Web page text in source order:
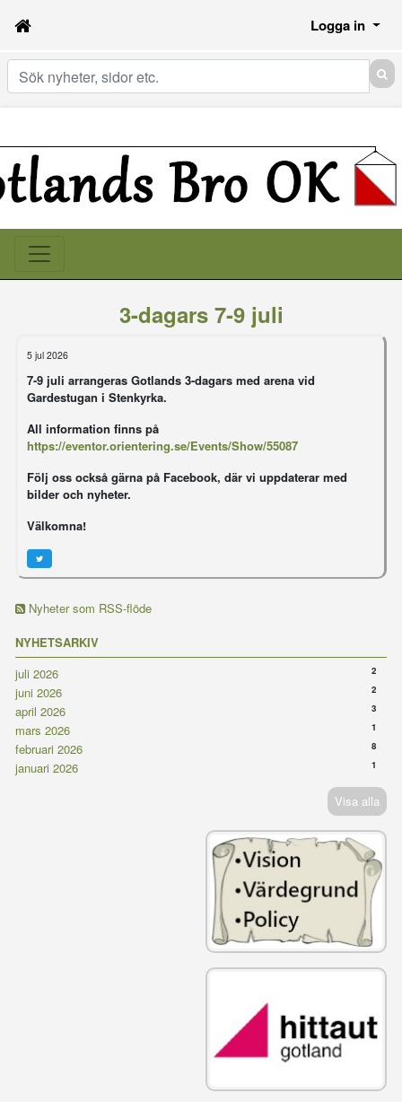
Logga in
Sök
Nyheter som RSS-flöde
NYHETSARKIV
juli 2026
2
juni 2026 2
april 2026 3
mars 2026 1
februari 2026 8
januari 2026 1
Visa alla
3-dagars 7-9 juli
5 jul 2026
7-9 juli arrangeras Gotlands 3-dagars med arena vid
Gardestugan i Stenkyrka.
All information finns på
https://eventor.orientering.se/Events/Show/55087
Följ oss också gärna på Facebook, där vi uppdaterar med
bilder och nyheter.
Välkomna!